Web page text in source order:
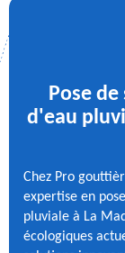
Pose
d'eau
Chez Pro
expertise en
pluviale à La
écologiques